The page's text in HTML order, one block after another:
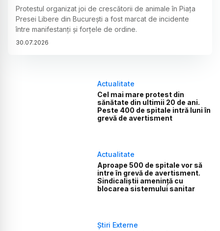
Protestul organizat joi de crescătorii de animale în Piața
Presei Libere din București a fost marcat de incidente
între manifestanți și forțele de ordine.
30.07.2026
Actualitate
Cel mai mare protest din
sănătate din ultimii 20 de ani.
Peste 400 de spitale intră luni în
grevă de avertisment
Actualitate
Aproape 500 de spitale vor să
intre în grevă de avertisment.
Sindicaliștii amenință cu
blocarea sistemului sanitar
Știri Externe